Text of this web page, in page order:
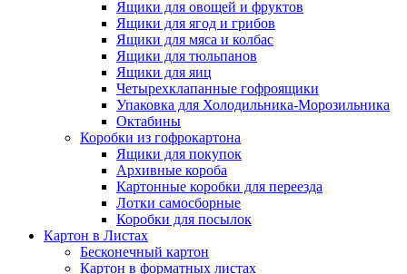
Ящики для овощей и фруктов
Ящики для ягод и грибов
Ящики для мяса и колбас
Ящики для тюльпанов
Ящики для яиц
Четырехклапанные гофроящики
Упаковка для Холодильника-Морозильника
Октабины
Коробки из гофрокартона
Ящики для покупок
Архивные короба
Картонные коробки для переезда
Лотки самосборные
Коробки для посылок
Картон в Листах
Бесконечный картон
Картон в форматных листах